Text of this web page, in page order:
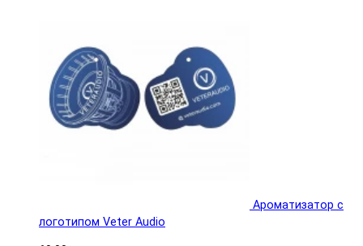
Ароматизатор с
логотипом Veter Audio